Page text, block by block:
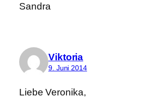
Sandra
Viktoria
9. Juni 2014
Liebe Veronika,